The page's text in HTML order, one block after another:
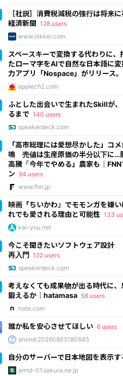
［社説］消費税減税の強行は将来
経済新聞 128 users
www.nikkei.com
スペースキーで変換する代わりに
たローマ字をAIで自然な日本語に
力アプリ「Nospace」がリリース。
applech2.com
ふとした出会いで生まれたSkillが
るまで 140 users
speakerdeck.com
「高市総理には愛想尽かした」コ
鳴 売値は生産原価の半分以下に…
高騰「今年でやめる」農家も｜
ン 94 users
www.fnn.jp
映画『ちいかわ』でモモンガを嫌
れでも愛される理由と可能性 133
kai-you.net
今こそ聞きたいソフトウェア設計
再入門 122 users
speakerdeck.com
考えなくても成果物が出る時代に
鍛えるか｜hatamasa 58 users
note.com
誰か私を安心させてほしい 6 users
anond:20260805180645
自分のサーバーで日本地図を表示
armd-01.sakura.ne.jp